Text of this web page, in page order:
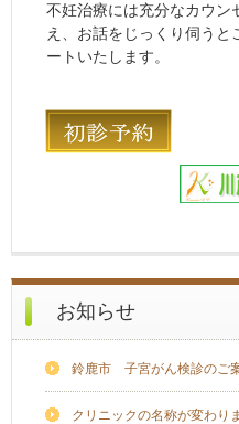
不妊治療には充分なカウン
え、お話をじっくり伺うと
ートいたします。
お知らせ
鈴鹿市 子宮がん検診のご
クリニックの名称が変わり